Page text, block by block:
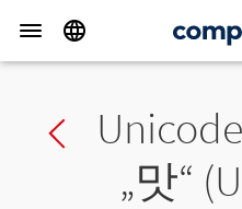
Previous char
„맛“